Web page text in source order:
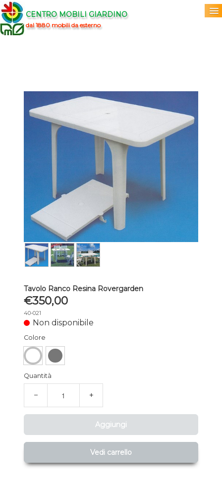
CENTRO MOBILI GIARDINO
dal 1880 mobili da esterno
Prodotti▼
Tavolo Ranco Resina Rovergarden
€350,00
40-021
Non disponibile
Colore
Quantità
− +
Aggiungi
Vedi carrello